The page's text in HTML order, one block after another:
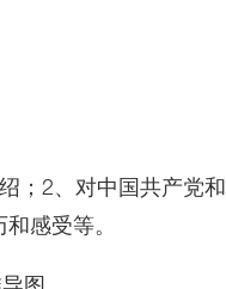
；2、对中国共产党
感受等。